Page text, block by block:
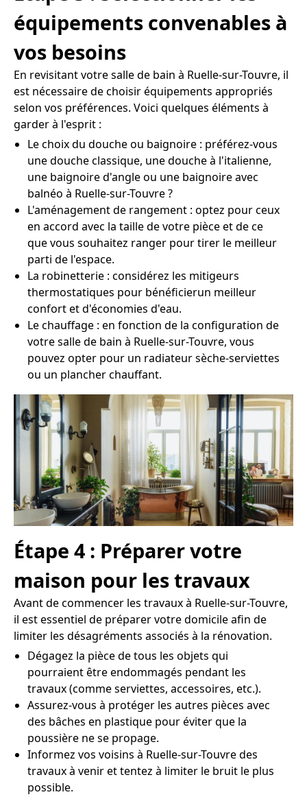
équipements convenables à
vos besoins
En revisitant votre salle de bain à Ruelle-sur-Touvre, il
est nécessaire de choisir équipements appropriés
selon vos préférences. Voici quelques éléments à
garder à l'esprit :
Le choix du douche ou baignoire : préférez-vous
une douche classique, une douche à l'italienne,
une baignoire d'angle ou une baignoire avec
balnéo à Ruelle-sur-Touvre ?
L'aménagement de rangement : optez pour ceux
en accord avec la taille de votre pièce et de ce
que vous souhaitez ranger pour tirer le meilleur
parti de l'espace.
La robinetterie : considérez les mitigeurs
thermostatiques pour bénéficierun meilleur
confort et d'économies d'eau.
Le chauffage : en fonction de la configuration de
votre salle de bain à Ruelle-sur-Touvre, vous
pouvez opter pour un radiateur sèche-serviettes
ou un plancher chauffant.
Étape 4 : Préparer votre
maison pour les travaux
Avant de commencer les travaux à Ruelle-sur-Touvre,
il est essentiel de préparer votre domicile afin de
limiter les désagréments associés à la rénovation.
Dégagez la pièce de tous les objets qui
pourraient être endommagés pendant les
travaux (comme serviettes, accessoires, etc.).
Assurez-vous à protéger les autres pièces avec
des bâches en plastique pour éviter que la
poussière ne se propage.
Informez vos voisins à Ruelle-sur-Touvre des
travaux à venir et tentez à limiter le bruit le plus
possible.